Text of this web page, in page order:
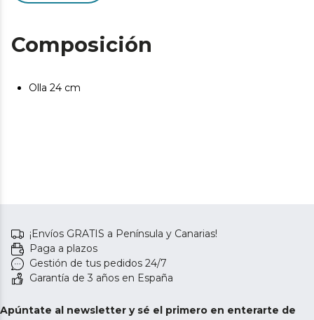
Composición
Olla 24 cm
¡Envíos GRATIS a Península y Canarias!
Paga a plazos
Gestión de tus pedidos 24/7
Garantía de 3 años en España
Apúntate al newsletter y sé el primero en enterarte de